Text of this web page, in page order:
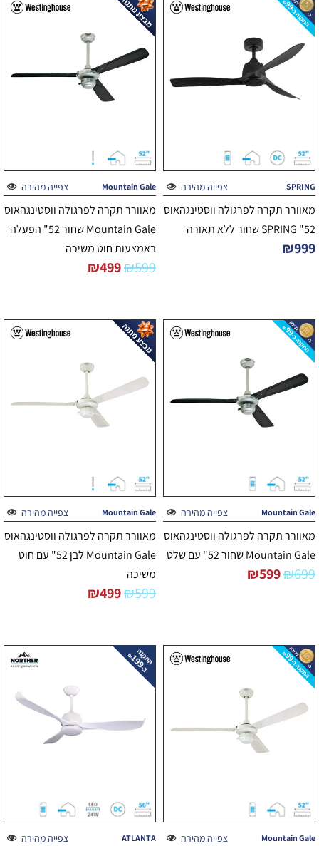
צפייה מהירה SPRING
מאוורר תקרה לפרגולה ווסטינגהאוס
52" SPRING שחור ללא תאורה
₪999
צפייה מהירה Mountain Gale
מאוורר תקרה לפרגולה ווסטינגהאוס
Mountain Gale שחור 52" הפעלה
באמצעות חוט משיכה
₪599
₪499
צפייה מהירה Mountain Gale
מאוורר תקרה לפרגולה ווסטינגהאוס
Mountain Gale שחור 52" עם שלט
₪699
₪599
צפייה מהירה Mountain Gale
מאוורר תקרה לפרגולה ווסטינגהאוס
Mountain Gale לבן 52" עם חוט
משיכה
₪599
₪499
צפייה מהירה Mountain Gale צפייה מהירה ATLANTA